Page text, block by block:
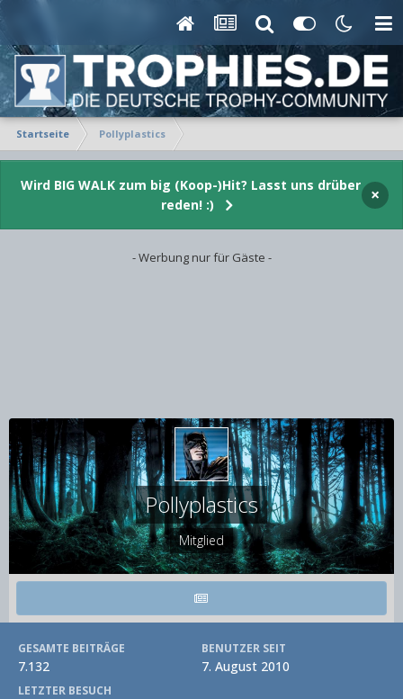
Startseite Pollyplastics
Wird BIG WALK zum big (Koop-)Hit? Lasst uns drüber
reden! :)
×
- Werbung nur für Gäste -
Pollyplastics
Mitglied
GESAMTE BEITRÄGE
7.132
BENUTZER SEIT
7. August 2010
LETZTER BESUCH